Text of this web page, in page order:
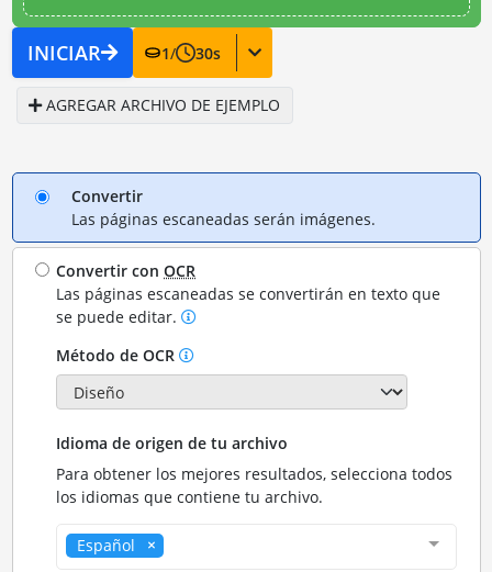
INICIAR 1/ 30s
AGREGAR ARCHIVO DE EJEMPLO
Convertir
Las páginas escaneadas serán imágenes.
Convertir conOCR
Las páginas escaneadas se convertirán en texto que
se puede editar.
Método de OCR
Idioma de origen de tu archivo
Para obtener los mejores resultados, selecciona todos
los idiomas que contiene tu archivo.
Español